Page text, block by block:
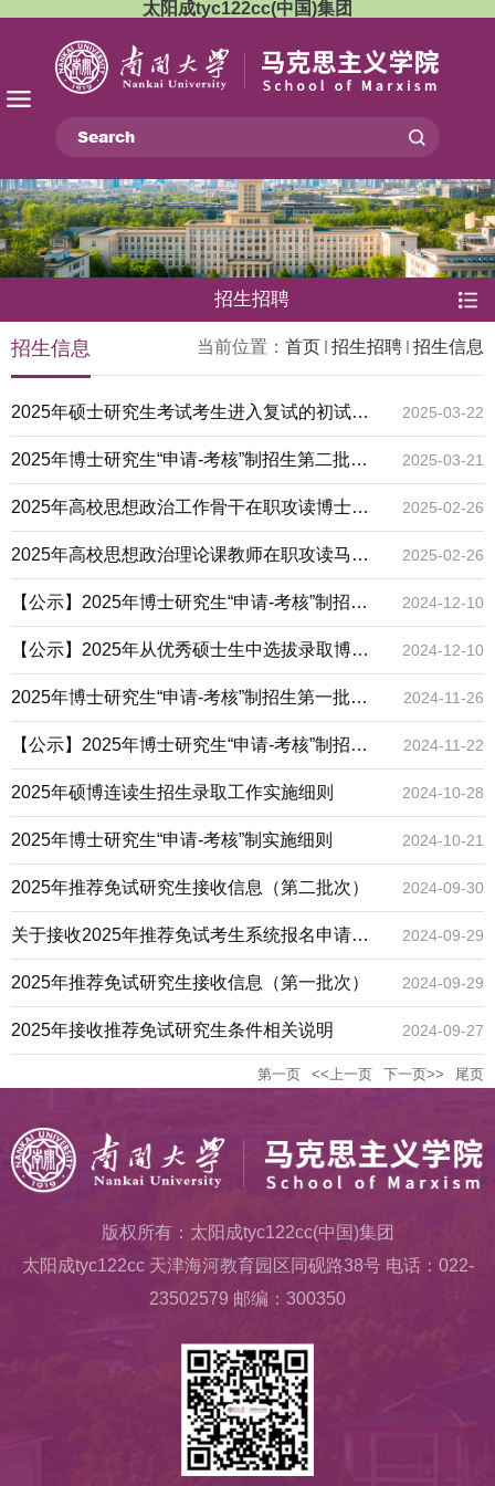
太阳成tyc122cc(中国)集团
招生招聘
当前位置： 首页 招生招聘 招生信息
招生信息
2025年硕士研究生考试考生进入复试的初试成
绩基本要求
2025-03-22
2025年博士研究生“申请-考核”制招生第二批次
招生导师名单
2025-03-21
2025年高校思想政治工作骨干在职攻读博士学
位专项计划招生简章
2025-02-26
2025年高校思想政治理论课教师在职攻读马克
思主义理论博士学位专项计划招生简章
2025-02-26
【公示】2025年博士研究生“申请-考核”制招生
第一批次综合考核结果
2024-12-10
【公示】2025年从优秀硕士生中选拔录取博士
生的考核结果（第一批次）
2024-12-10
2025年博士研究生“申请-考核”制招生第一批次
综合考核安排
2024-11-26
【公示】2025年博士研究生“申请-考核”制招生
第一批次材料审核结果
2024-11-22
2025年硕博连读生招生录取工作实施细则 2024-10-28
2025年博士研究生“申请-考核”制实施细则 2024-10-21
2025年推荐免试研究生接收信息（第二批次） 2024-09-30
关于接收2025年推荐免试考生系统报名申请的
通知（第二批次）
2024-09-29
2025年推荐免试研究生接收信息（第一批次） 2024-09-29
2025年接收推荐免试研究生条件相关说明 2024-09-27
第一页 <<上一页 下一页>> 尾页
版权所有：太阳成tyc122cc(中国)集团
太阳成tyc122cc 天津海河教育园区同砚路38号 电话：022-
23502579 邮编：300350